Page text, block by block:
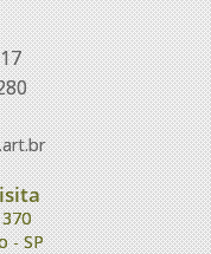
- SP